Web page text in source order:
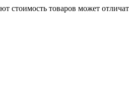
стоимость товаров может